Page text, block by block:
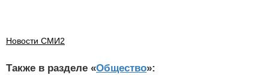
Новости СМИ2
Также в разделе «Общество»: